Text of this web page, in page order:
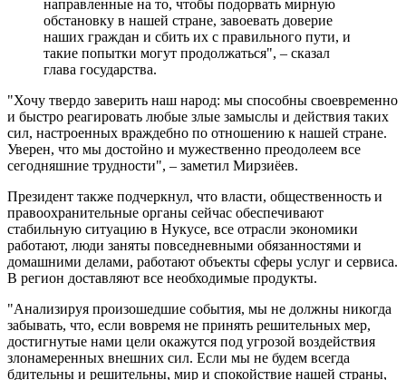
направленные на то, чтобы подорвать мирную
обстановку в нашей стране, завоевать доверие
наших граждан и сбить их с правильного пути, и
такие попытки могут продолжаться", – сказал
глава государства.
"Хочу твердо заверить наш народ: мы способны своевременно
и быстро реагировать любые злые замыслы и действия таких
сил, настроенных враждебно по отношению к нашей стране.
Уверен, что мы достойно и мужественно преодолеем все
сегодняшние трудности", – заметил Мирзиёев.
Президент также подчеркнул, что власти, общественность и
правоохранительные органы сейчас обеспечивают
стабильную ситуацию в Нукусе, все отрасли экономики
работают, люди заняты повседневными обязанностями и
домашними делами, работают объекты сферы услуг и сервиса.
В регион доставляют все необходимые продукты.
"Анализируя произошедшие события, мы не должны никогда
забывать, что, если вовремя не принять решительных мер,
достигнутые нами цели окажутся под угрозой воздействия
злонамеренных внешних сил. Если мы не будем всегда
бдительны и решительны, мир и спокойствие нашей страны,